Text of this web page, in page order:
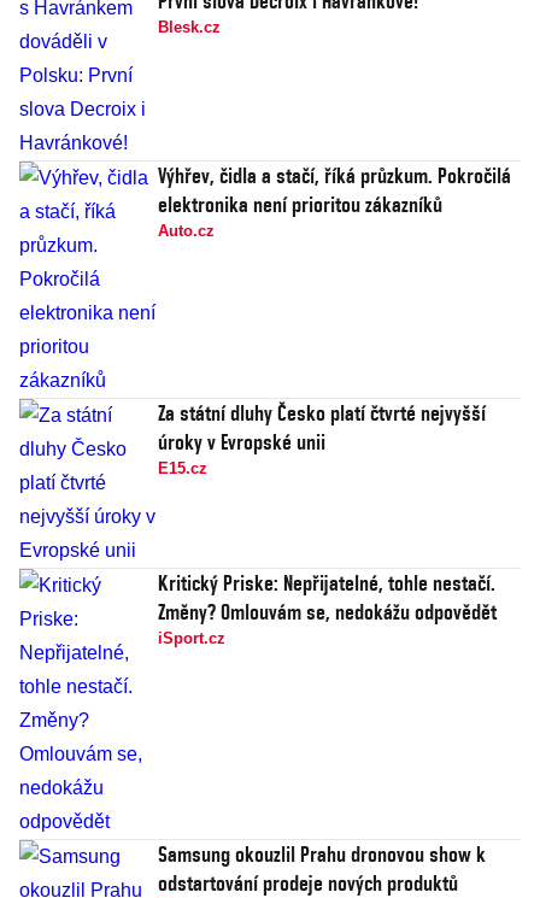
Blesk.cz
Výhřev, čidla a stačí, říká průzkum. Pokročilá
elektronika není prioritou zákazníků
Auto.cz
Za státní dluhy Česko platí čtvrté nejvyšší
úroky v Evropské unii
E15.cz
Kritický Priske: Nepřijatelné, tohle nestačí.
Změny? Omlouvám se, nedokážu odpovědět
iSport.cz
Samsung okouzlil Prahu dronovou show k
odstartování prodeje nových produktů